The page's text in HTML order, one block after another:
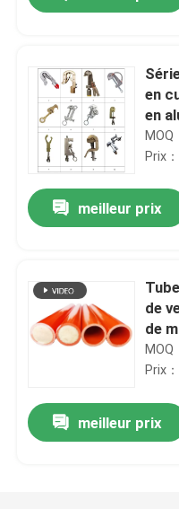
À la maison
Vidéos
en
en
de
Prix
meilleur prix
de
de
Prix
meilleur prix